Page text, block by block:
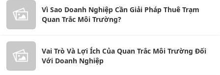
Vì Sao Doanh Nghiệp Cần Giải Pháp Thuê Trạm
Quan Trắc Môi Trường?
Vai Trò Và Lợi Ích Của Quan Trắc Môi Trường Đối
Với Doanh Nghiệp